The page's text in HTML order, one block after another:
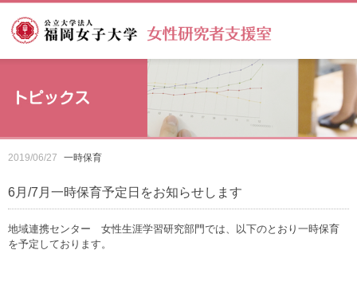
一時保育
2019/06/27
6月/7月一時保育予定日をお知らせします
地域連携センター 女性生涯学習研究部門では、以下のとおり一時保育
を予定しております。